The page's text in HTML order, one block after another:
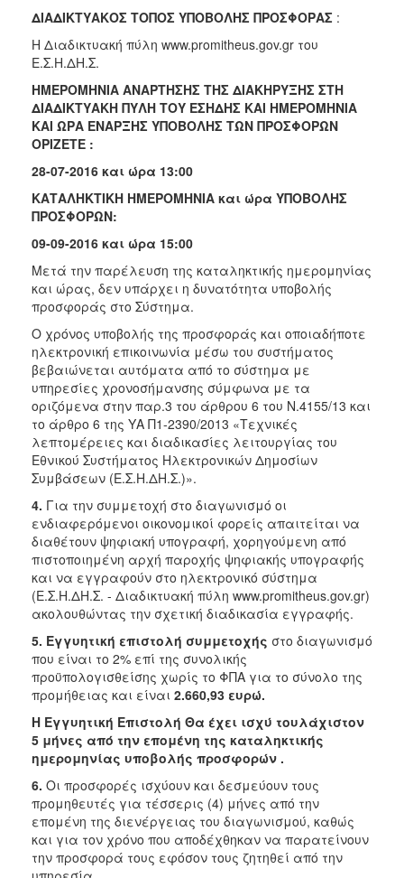
ΔΙΑΔΙΚΤΥΑΚΟΣ ΤΟΠΟΣ ΥΠΟΒΟΛΗΣ ΠΡΟΣΦΟΡΑΣ :
Η Διαδικτυακή πύλη www.promitheus.gov.gr του
Ε.Σ.Η.ΔΗ.Σ.
ΗΜΕΡΟΜΗΝΙΑ ΑΝΑΡΤΗΣΗΣ ΤΗΣ ΔΙΑΚΗΡΥΞΗΣ ΣΤΗ
ΔΙΑΔΙΚΤΥΑΚΗ ΠΥΛΗ ΤΟΥ ΕΣΗΔΗΣ ΚΑΙ ΗΜΕΡΟΜΗΝΙΑ
ΚΑΙ ΩΡΑ ΕΝΑΡΞΗΣ ΥΠΟΒΟΛΗΣ ΤΩΝ ΠΡΟΣΦΟΡΩΝ
ΟΡΙΖΕΤΕ :
28-07-2016 και ώρα 13:00
ΚΑΤΑΛΗΚΤΙΚΗ ΗΜΕΡΟΜΗΝΙΑ και ώρα ΥΠΟΒΟΛΗΣ
ΠΡΟΣΦΟΡΩΝ:
09-09-2016 και ώρα 15:00
Μετά την παρέλευση της καταληκτικής ημερομηνίας
και ώρας, δεν υπάρχει η δυνατότητα υποβολής
προσφοράς στο Σύστημα.
Ο χρόνος υποβολής της προσφοράς και οποιαδήποτε
ηλεκτρονική επικοινωνία μέσω του συστήματος
βεβαιώνεται αυτόματα από το σύστημα με
υπηρεσίες χρονοσήμανσης σύμφωνα με τα
οριζόμενα στην παρ.3 του άρθρου 6 του Ν.4155/13 και
το άρθρο 6 της ΥΑ Π1-2390/2013 «Τεχνικές
λεπτομέρειες και διαδικασίες λειτουργίας του
Εθνικού Συστήματος Ηλεκτρονικών Δημοσίων
Συμβάσεων (Ε.Σ.Η.ΔΗ.Σ.)».
4. Για την συμμετοχή στο διαγωνισμό οι
ενδιαφερόμενοι οικονομικοί φορείς απαιτείται να
διαθέτουν ψηφιακή υπογραφή, χορηγούμενη από
πιστοποιημένη αρχή παροχής ψηφιακής υπογραφής
και να εγγραφούν στο ηλεκτρονικό σύστημα
(Ε.Σ.Η.ΔΗ.Σ. - Διαδικτυακή πύλη www.promitheus.gov.gr)
ακολουθώντας την σχετική διαδικασία εγγραφής.
5. Εγγυητική επιστολή συμμετοχής στο διαγωνισμό
που είναι το 2% επί της συνολικής
προϋπολογισθείσης χωρίς το ΦΠΑ για το σύνολο της
προμήθειας και είναι 2.660,93 ευρώ.
Η Εγγυητική Επιστολή Θα έχει ισχύ τουλάχιστον
5 μήνες από την επομένη της καταληκτικής
ημερομηνίας υποβολής προσφορών .
6. Οι προσφορές ισχύουν και δεσμεύουν τους
προμηθευτές για τέσσερις (4) μήνες από την
επομένη της διενέργειας του διαγωνισμού, καθώς
και για τον χρόνο που αποδέχθηκαν να παρατείνουν
την προσφορά τους εφόσον τους ζητηθεί από την